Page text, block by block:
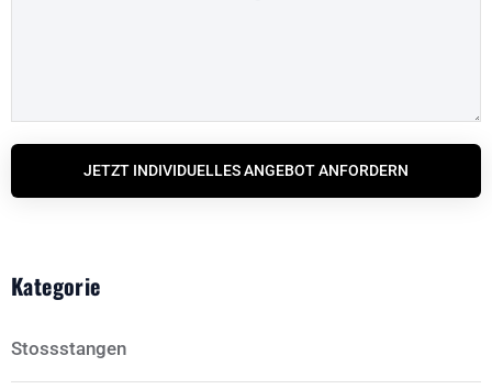
JETZT INDIVIDUELLES ANGEBOT ANFORDERN
Kategorie
Stossstangen